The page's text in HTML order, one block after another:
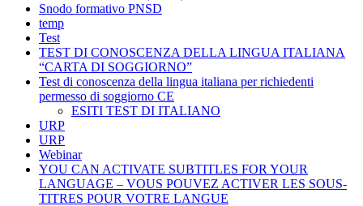
Snodo formativo PNSD
temp
Test
TEST DI CONOSCENZA DELLA LINGUA ITALIANA
“CARTA DI SOGGIORNO”
Test di conoscenza della lingua italiana per richiedenti
permesso di soggiorno CE
ESITI TEST DI ITALIANO
URP
URP
Webinar
YOU CAN ACTIVATE SUBTITLES FOR YOUR
LANGUAGE – VOUS POUVEZ ACTIVER LES SOUS-
TITRES POUR VOTRE LANGUE